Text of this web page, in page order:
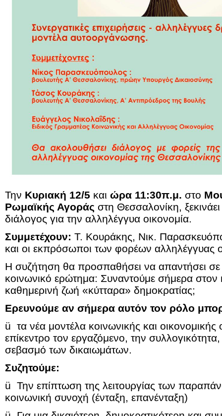
Την Κυριακή 12/5 και ώρα 11:30π.μ. στο
Ρωμαϊκής Αγοράς στη Θεσσαλονίκη,
διάλογος για την αλληλέγγυα οικονομία.
Συμμετέχουν: Τ. Κουράκης, Νικ.
και οι εκπρόσωποι των φορέων αλληλέγγυας
Η συζήτηση θα προσπαθήσει να απαντήσει σε
κοινωνικό ερώτημα: Συναντούμε σήμερα στον
καθημερινή ζωή «κύτταρα» δημοκρατίας;
Ερευνούμε αν σήμερα αυτόν τον ρόλο
ü τα νέα μοντέλα κοινωνικής και
επίκεντρο τον εργαζόμενο, την
σεβασμό των δικαιωμάτων.
Συζητούμε:
ü Την επίπτωση της λειτουργίας των
κοινωνική συνοχή (ένταξη, επανένταξη)